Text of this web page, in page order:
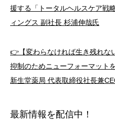
援する「トータルヘルスケア戦
ィングス 副社長 杉浦伸哉氏
👉【変わらなければ生き残れな
抑制のためニューフォーマット
新生堂薬局 代表取締役社長兼
最新情報を配信中！